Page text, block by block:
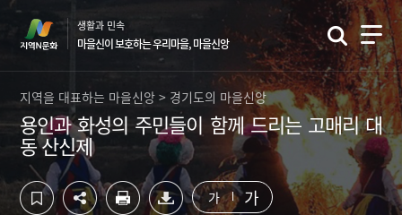
컨
영
바
기
하
역
로
생활과 민속
마을신이 보호하는 우리마을, 마을신앙
지역을 대표하는 마을신앙 > 경기도의 마을신앙
용인과 화성의 주민들이 함께 드리는 고매리 대
동 산신제
가 가